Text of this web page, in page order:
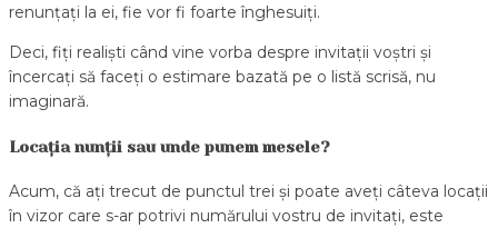
renunțați la ei, fie vor fi foarte înghesuiți.
Deci, fiți realiști când vine vorba despre invitații voștri și
încercați să faceți o estimare bazată pe o listă scrisă, nu
imaginară.
Locația nunții sau unde punem mesele?
Acum, că ați trecut de punctul trei și poate aveți câteva locații
în vizor care s-ar potrivi numărului vostru de invitați, este